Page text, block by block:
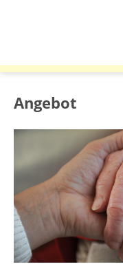
STATIONÄRE PFLEGE
TAGESPFLEGE
Angebot